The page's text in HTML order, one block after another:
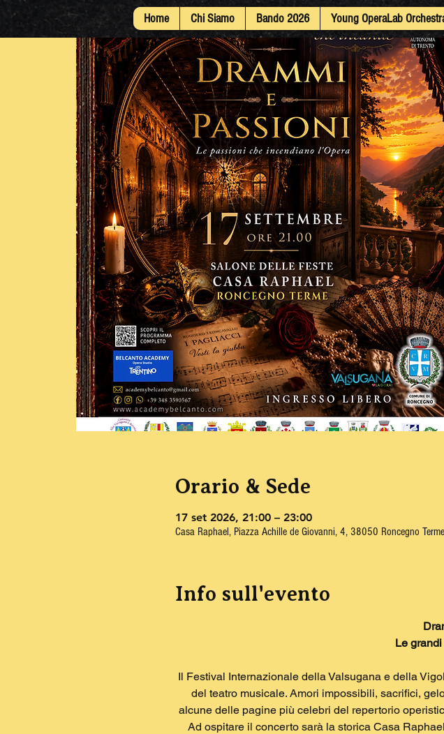
Home Chi Siamo Bando 2026 Young OperaLab
Orario & Sede
17 set 2026, 21:00 – 23:00
Casa Raphael, Piazza Achille de Giovanni, 4, 38050 Roncegno
Info sull'evento
Le
Il Festival Internazionale della Valsugana e della
del teatro musicale. Amori impossibili, sacrifici,
alcune delle pagine più celebri del repertorio
Ad ospitare il concerto sarà la storica Casa